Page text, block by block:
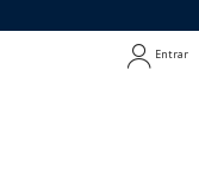
Entrar